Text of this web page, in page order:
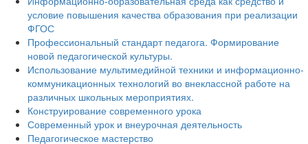
условие повышения качества образования при реализации
ФГОС
Профессиональный стандарт педагога. Формирование
новой педагогической культуры.
Использование мультимедийной техники и информационно-
коммуникационных технологий во внеклассной работе на
различных школьных мероприятиях.
Конструирование современного урока
Современный урок и внеурочная деятельность
Педагогическое мастерство